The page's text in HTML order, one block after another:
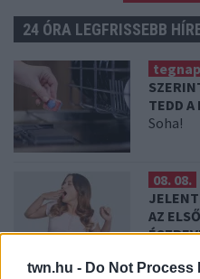
twn.hu - Do Not Process
24 ÓRA LEGFRISSEBB
tegnap
TEDD A
Soha!
08. 08.
AZ